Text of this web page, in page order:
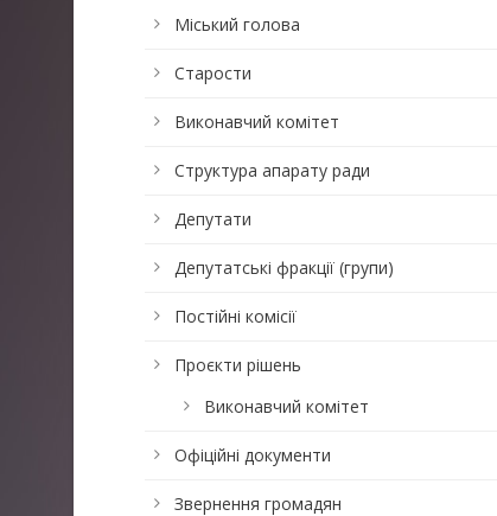
Міський голова
Старости
Виконавчий комітет
Структура апарату ради
Депутати
Депутатські фракції (групи)
Постійні комісії
Проєкти рішень
Виконавчий комітет
Офіційні документи
Звернення громадян